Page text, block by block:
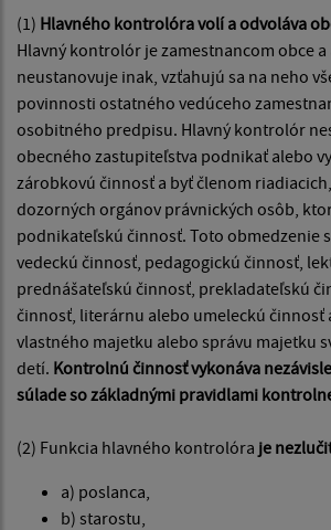
(1) Hlavného kontrolóra volí a odvoláva
Hlavný kontrolór je zamestnancom obce
neustanovuje inak, vzťahujú sa na neho
povinnosti ostatného vedúceho
osobitného predpisu. Hlavný kontrolór
obecného zastupiteľstva podnikať alebo
zárobkovú činnosť a byť členom
dozorných orgánov právnických osôb,
podnikateľskú činnosť. Toto obmedzenie
vedeckú činnosť, pedagogickú činnosť,
prednášateľskú činnosť, prekladateľskú
činnosť, literárnu alebo umeleckú činnosť
vlastného majetku alebo správu majetku
detí. Kontrolnú činnosť vykonáva
súlade so základnými pravidlami
(2) Funkcia hlavného kontrolóra je
a) poslanca,
b) starostu,